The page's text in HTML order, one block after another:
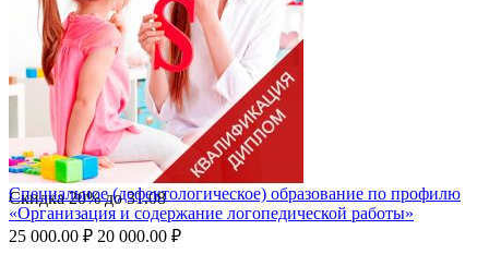
Скидка20%до31.08
Специальное (дефектологическое) образование по профилю
«Организация и содержание логопедической работы»
25 000.00 ₽ 20 000.00 ₽